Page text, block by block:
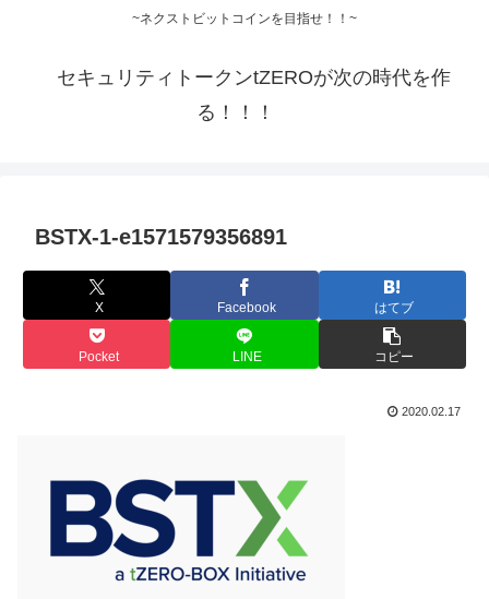
~ネクストビットコインを目指せ！！~
セキュリティトークンtZEROが次の時代を作
る！！！
BSTX-1-e1571579356891
X Facebook はてブ
Pocket LINE コピー
2020.02.17